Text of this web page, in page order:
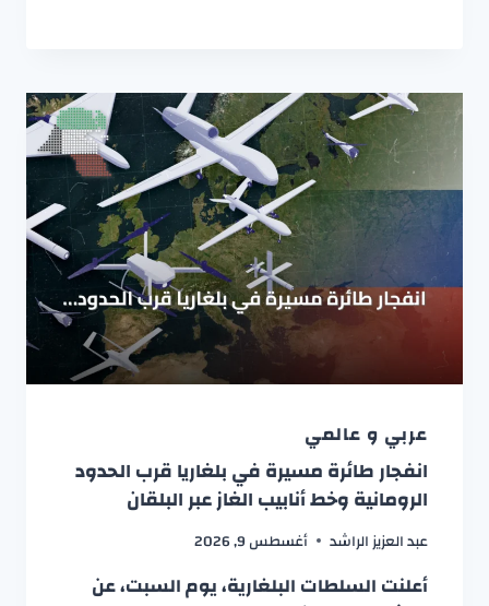
عربي و عالمي
انفجار طائرة مسيرة في بلغاريا قرب الحدود
الرومانية وخط أنابيب الغاز عبر البلقان
عبد العزيز الراشد أغسطس 9, 2026
أعلنت السلطات البلغارية، يوم السبت، عن